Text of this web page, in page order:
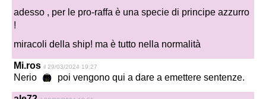
adesso , per le pro-raffa è una specie di principe azzurro
!
miracoli della ship! ma è tutto nella normalità
Mi.ros il 29/03/2024 19:27
Nerio poi vengono qui a dare a emettere sentenze.